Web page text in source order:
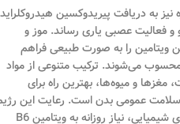
به دریافت پیریدوکسین هیدروکلراید
فعالیت عصبی یاری رساند. موز و
ویتامین را به صورت طبیعی فراهم
می‌شوند. ترکیب متنوعی از مواد
و میوه‌ها، بهترین راه برای
عمومی بدن است. رعایت این
غذایی باعث می‌شود بدون نیاز به مکمل‌های شیمیایی، نیاز روزانه به ویتامین B6